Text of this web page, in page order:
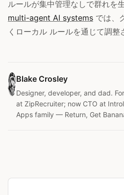
ルールが集中管理なしで群れを
multi-agent AI systems では、
くローカル ルールを通じて調整
Blake Crosley
Designer, developer, and dad.
at ZipRecruiter; now CTO at
Apps family — Return, Get